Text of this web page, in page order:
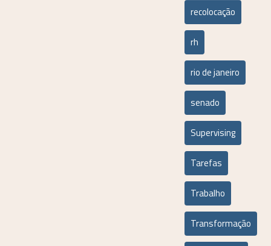
recolocação
rh
rio de janeiro
senado
Supervising
Tarefas
Trabalho
Transformação